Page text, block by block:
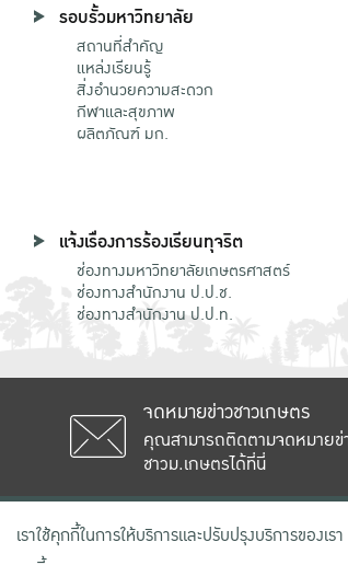
รอบรั้วมหาวิทยาลัย
สถานที่สำคัญ
แหล่งเรียนรู้
สิ่งอำนวยความสะดวก
กีฬาและสุขภาพ
ผลิตภัณฑ์ มก.
แจ้งเรื่องการร้องเรียนทุจริต
ช่องทางมหาวิทยาลัยเกษตรศาสตร์
ช่องทางสำนักงาน ป.ป.ช.
ช่องทางสำนักงาน ป.ป.ท.
จดหมายข่าวชาวเกษตร
คุณสามารถติดตามจดหมายข่
ชาวม.เกษตรได้ที่นี่
เลขที่ 50 ถนนง
เราใช้คุกกี้ในการให้บริการและปรับปรุงบริการขอ